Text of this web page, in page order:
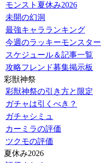
モンスト夏休み2026
未開の幻洞
最強キャラランキング
今週のラッキーモンスター
スケジュール＆記事一覧
攻略フレンド募集掲示板
彩獣神祭
彩獣神祭の引き方と限定
ガチャは引くべき？
ガチャシミュ
カーミラの評価
ツクモの評価
夏休み2026